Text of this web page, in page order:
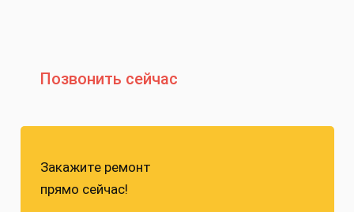
Позвонить сейчас
Закажите ремонт
прямо сейчас!